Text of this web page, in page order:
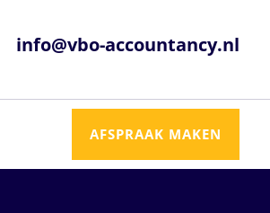
info@vbo-accountancy.nl
AFSPRAAK MAKEN